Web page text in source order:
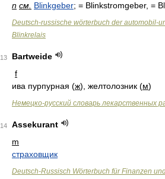
n см. Blinkgeber; = Blinkstromgeber, =
Deutsch-russische wörterbuch der automobil-
Blinkrelais
13
Bartweide
f
ива пурпурная (ж), желтолозник (м)
Немецко-русский словарь лекарственных
14
Assekurant
m
страховщик
Deutsch-Russisch Wörterbuch für Finanzen